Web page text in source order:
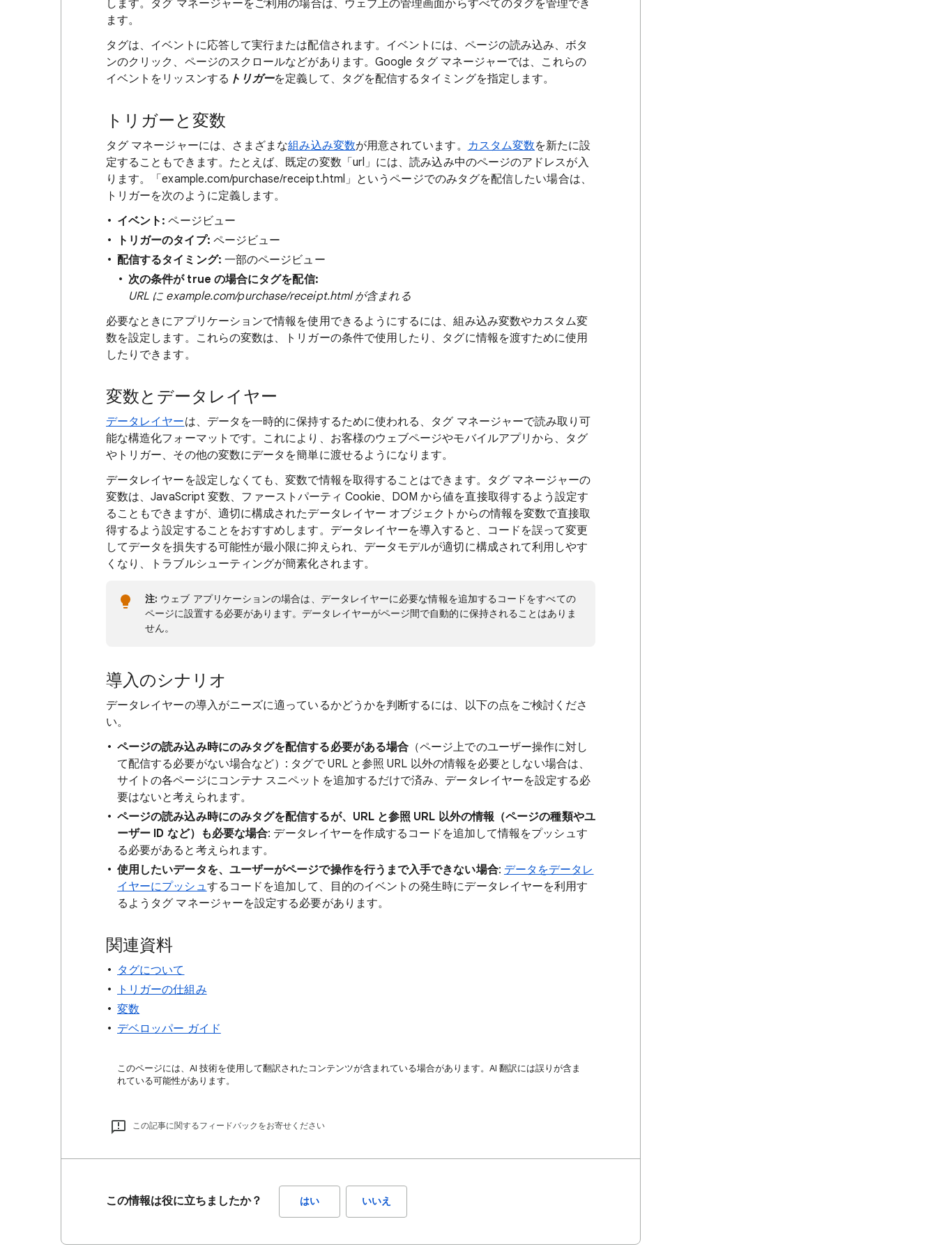
します。タグ マネージャーをご利用の場合は、ウェブ上の管理画面からすべてのタグを管理でき
ます。
タグは、イベントに応答して実行または配信されます。イベントには、ページの読み込み、ボタ
ンのクリック、ページのスクロールなどがあります。Google タグ マネージャーでは、これらの
イベントをリッスンする トリガーを定義して、タグを配信するタイミングを指定します。
トリガーと変数
タグ マネージャーには、さまざまな組み込み変数が用意されています。 カスタム変数を新たに設
定することもできます。たとえば、既定の変数「url」には、読み込み中のページのアドレスが入
ります。「example.com/purchase/receipt.html」というページでのみタグを配信したい場合は、
トリガーを次のように定義します。
イベント: ページビュー
トリガーのタイプ: ページビュー
配信するタイミング: 一部のページビュー
次の条件が true の場合にタグを配信:
URL に example.com/purchase/receipt.html が含まれる
必要なときにアプリケーションで情報を使用できるようにするには、組み込み変数やカスタム変
数を設定します。これらの変数は、トリガーの条件で使用したり、タグに情報を渡すために使用
したりできます。
変数とデータレイヤー
データレイヤーは、データを一時的に保持するために使われる、タグ マネージャーで読み取り可
能な構造化フォーマットです。これにより、お客様のウェブページやモバイルアプリから、タグ
やトリガー、その他の変数にデータを簡単に渡せるようになります。
データレイヤーを設定しなくても、変数で情報を取得することはできます。タグ マネージャーの
変数は、JavaScript 変数、ファーストパーティ Cookie、DOM から値を直接取得するよう設定す
ることもできますが、適切に構成されたデータレイヤー オブジェクトからの情報を変数で直接取
得するよう設定することをおすすめします。データレイヤーを導入すると、コードを誤って変更
してデータを損失する可能性が最小限に抑えられ、データモデルが適切に構成されて利用しやす
くなり、トラブルシューティングが簡素化されます。
注: ウェブ アプリケーションの場合は、データレイヤーに必要な情報を追加するコードをすべての
ページに設置する必要があります。データレイヤーがページ間で自動的に保持されることはありま
せん。
導入のシナリオ
データレイヤーの導入がニーズに適っているかどうかを判断するには、以下の点をご検討くださ
い。
ページの読み込み時にのみタグを配信する必要がある場合 （ページ上でのユーザー操作に対し
て配信する必要がない場合など）: タグで URL と参照 URL 以外の情報を必要としない場合は、
サイトの各ページにコンテナ スニペットを追加するだけで済み、データレイヤーを設定する必
要はないと考えられます。
ページの読み込み時にのみタグを配信するが、URL と参照 URL 以外の情報（ページの種類やユ
ーザー ID など）も必要な場合: データレイヤーを作成するコードを追加して情報をプッシュす
る必要があると考えられます。
使用したいデータを、ユーザーがページで操作を行うまで入手できない場合: データをデータレ
イヤーにプッシュするコードを追加して、目的のイベントの発生時にデータレイヤーを利用す
るようタグ マネージャーを設定する必要があります。
関連資料
タグについて
トリガーの仕組み
変数
デベロッパー ガイド
このページには、AI 技術を使用して翻訳されたコンテンツが含まれている場合があります。AI 翻訳には誤りが含ま
れている可能性があります。
この記事に関するフィードバックをお寄せください
この情報は役に立ちましたか？ はい いいえ